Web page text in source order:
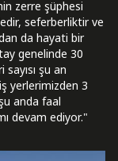
zerre şüphesi
seferberliktir ve
da hayati bir
genelinde 30
sayısı şu an
yerlerimizden 3
anda faal
devam ediyor."